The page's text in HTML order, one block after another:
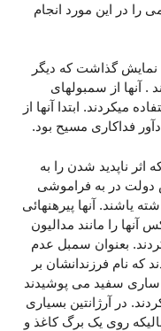
را در این مورد انجام
نمایش گذاشت که دیگر
. آنها از سمبولهای
میکردند. ابتدا آنها از
فداکاری مسیح بود.
اثر ناپدید شدن را به
دولت در به فراموشی
یاشند. آنها پیرهنهائی
را مانند مدالیون
بعنوان سمبل عدم
نام فرزندانشان بر
ساری سفید می پوشیدند
در آرژانتین بسیاری
روی یک برگ کاغذ و